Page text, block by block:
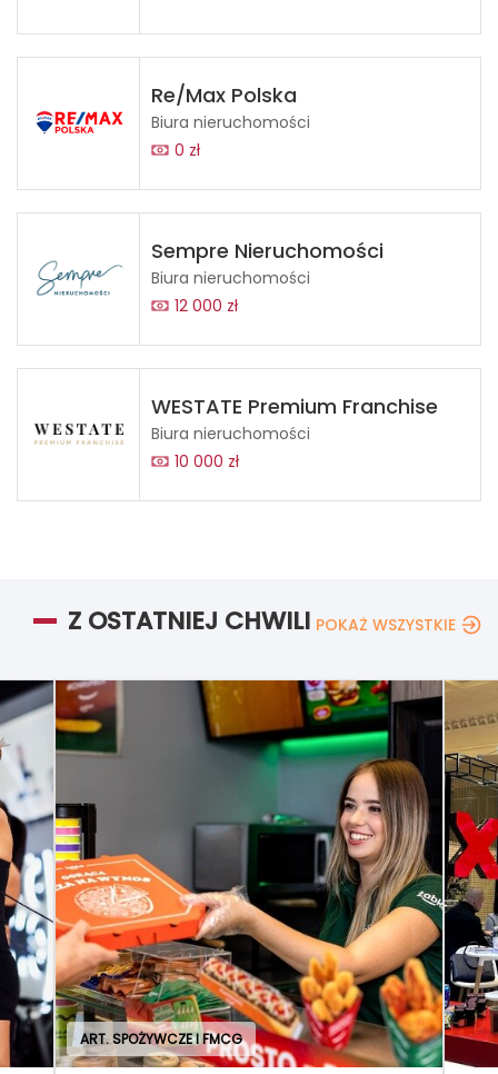
Re/Max Polska
Biura nieruchomości
0 zł
Sempre Nieruchomości
Biura nieruchomości
12 000 zł
WESTATE Premium Franchise
Biura nieruchomości
10 000 zł
Z OSTATNIEJ CHWILI POKAŻ WSZYSTKIE
ART. SPOŻYWCZE I FMCG